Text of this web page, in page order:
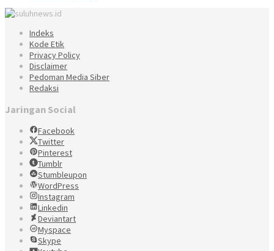
Indeks
Kode Etik
Privacy Policy
Disclaimer
Pedoman Media Siber
Redaksi
Jaringan Social
Facebook
Twitter
Pinterest
Tumblr
Stumbleupon
WordPress
Instagram
Linkedin
Deviantart
Myspace
Skype